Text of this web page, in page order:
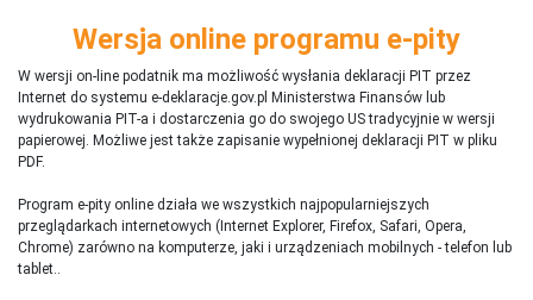
Wersja online programu e-pity
W wersji on-line podatnik ma możliwość wysłania deklaracji PIT przez
Internet do systemu e-deklaracje.gov.pl Ministerstwa Finansów lub
wydrukowania PIT-a i dostarczenia go do swojego US tradycyjnie w wersji
papierowej. Możliwe jest także zapisanie wypełnionej deklaracji PIT w pliku
PDF.
Program e-pity online działa we wszystkich najpopularniejszych
przeglądarkach internetowych (Internet Explorer, Firefox, Safari, Opera,
Chrome) zarówno na komputerze, jaki i urządzeniach mobilnych - telefon lub
tablet..